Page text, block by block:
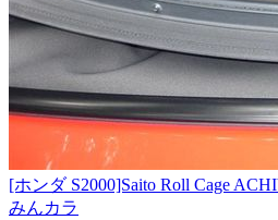
[ホンダ S2000]Saito Roll Cage
みんカラ